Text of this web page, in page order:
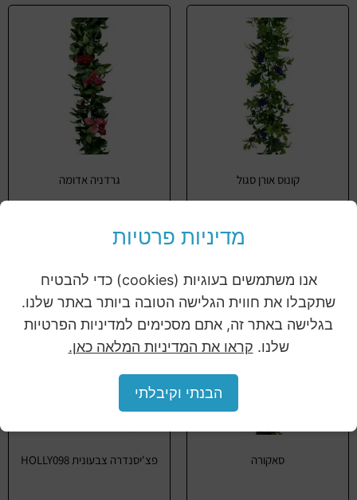
מדיניות פרטיות
אנו משתמשים בעוגיות (cookies) כדי להבטיח
שתקבלו את חווית הגלישה הטובה ביותר באתר שלנו.
בגלישה באתר זה, אתם מסכימים למדיניות הפרטיות
שלנו. קראו את המדיניות המלאה כאן.
הבנתי וקיבלתי
קונוס אורן סגול גרדניה אדומה
סאקורה פצ'יסנדרה צבעונית HOLLY098